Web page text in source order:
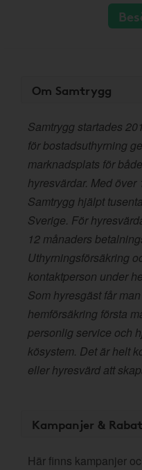
Om Samtrygg
Samtrygg startades
för bostadsuthyrning
marknadsplats för
hyresvärdar. Med över
Samtrygg hjälpt
Sverige. För
12 månaders
Uthyrningsförsäkring
kontaktperson under
Som hyresgäst får
hemförsäkring första
personlig service och
kösystem. Det är helt
eller hyresvärd att
Kampanjer &
Här finns kampanjer